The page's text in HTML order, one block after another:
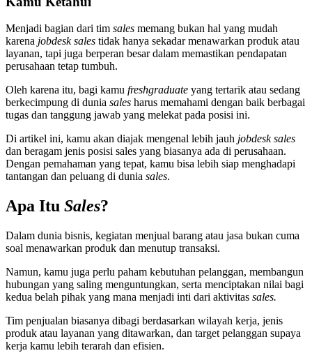
Menjadi bagian dari tim sales memang bukan hal yang mudah
karena jobdesk sales tidak hanya sekadar menawarkan produk atau
layanan, tapi juga berperan besar dalam memastikan pendapatan
perusahaan tetap tumbuh.
Oleh karena itu, bagi kamu freshgraduate yang tertarik atau sedang
berkecimpung di dunia sales harus memahami dengan baik berbagai
tugas dan tanggung jawab yang melekat pada posisi ini.
Di artikel ini, kamu akan diajak mengenal lebih jauh jobdesk sales
dan beragam jenis posisi sales yang biasanya ada di perusahaan.
Dengan pemahaman yang tepat, kamu bisa lebih siap menghadapi
tantangan dan peluang di dunia sales.
Apa Itu Sales?
Dalam dunia bisnis, kegiatan menjual barang atau jasa bukan cuma
soal menawarkan produk dan menutup transaksi.
Namun, kamu juga perlu paham kebutuhan pelanggan, membangun
hubungan yang saling menguntungkan, serta menciptakan nilai bagi
kedua belah pihak yang mana menjadi inti dari aktivitas sales.
Tim penjualan biasanya dibagi berdasarkan wilayah kerja, jenis
produk atau layanan yang ditawarkan, dan target pelanggan supaya
kerja kamu lebih terarah dan efisien.